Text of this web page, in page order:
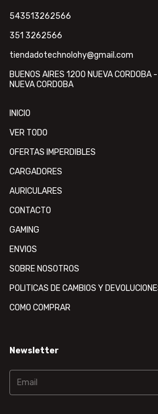
543513262566
351 3262566
tiendadotechnolohy@gmail.com
BUENOS AIRES 1200 NUEVA CORDOBA
NUEVA CORDOBA
INICIO
VER TODO
OFERTAS IMPERDIBLES
CARGADORES
AURICULARES
CONTACTO
GAMING
ENVIOS
SOBRE NOSOTROS
POLITICAS DE CAMBIOS Y
COMO COMPRAR
Newsletter